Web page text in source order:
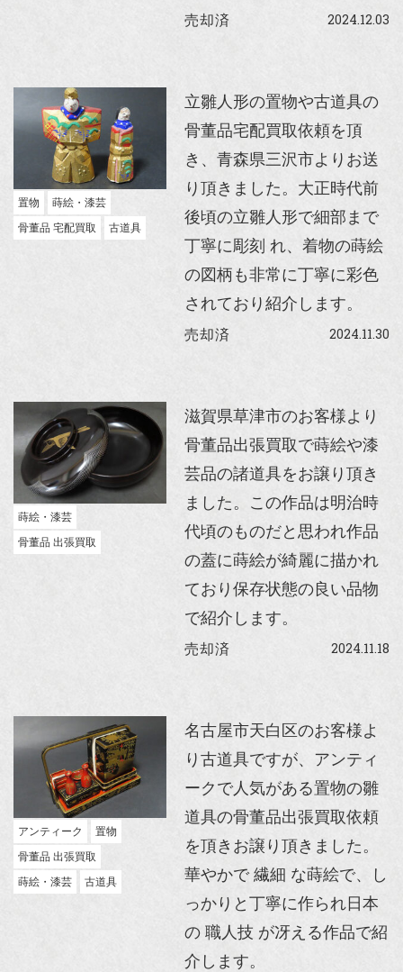
売却済 2024.12.03
置物
蒔絵・漆芸
骨董品 宅配買取
古道具
立雛人形の置物や古道具の
骨董品宅配買取依頼を頂
き、青森県三沢市よりお送
り頂きました。大正時代前
後頃の立雛人形で細部まで
丁寧に彫刻 れ、着物の蒔絵
の図柄も非常に丁寧に彩色
されており紹介します。
売却済 2024.11.30
蒔絵・漆芸
骨董品 出張買取
滋賀県草津市のお客様より
骨董品出張買取で蒔絵や漆
芸品の諸道具をお譲り頂き
ました。この作品は明治時
代頃のものだと思われ作品
の蓋に蒔絵が綺麗に描かれ
ており保存状態の良い品物
で紹介します。
売却済 2024.11.18
アンティーク
置物
骨董品 出張買取
蒔絵・漆芸
古道具
名古屋市天白区のお客様よ
り古道具ですが、アンティ
ークで人気がある置物の雛
道具の骨董品出張買取依頼
を頂きお譲り頂きました。
華やかで 繊細 な蒔絵で、し
っかりと丁寧に作られ日本
の 職人技 が冴える作品で紹
介します。